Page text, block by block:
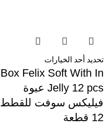
تحديد أحد الخيارات
Box Felix Soft With In
Jelly 12 pcs عبوة
فيليكس سوفت للقطط
12 قطعة